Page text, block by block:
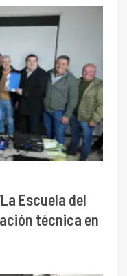
Escuela del
técnica en